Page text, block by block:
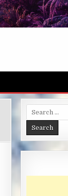
Search
for: